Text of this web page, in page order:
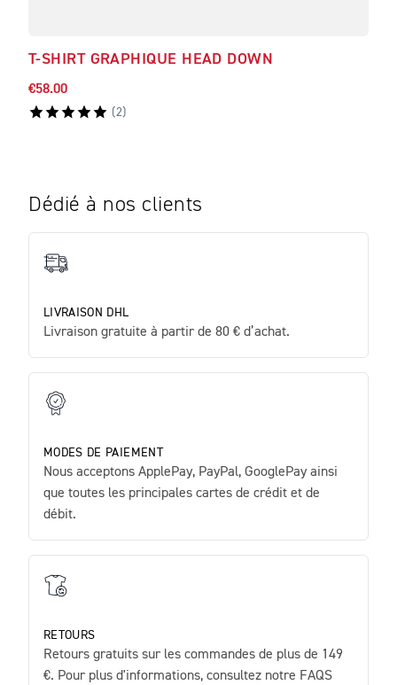
T-SHIRT GRAPHIQUE HEAD DOWN
€58.00
( 2)
Dédié à nos clients
LIVRAISON DHL
Livraison gratuite à partir de 80 € d’achat.
MODES DE PAIEMENT
Nous acceptons ApplePay, PayPal, GooglePay ainsi
que toutes les principales cartes de crédit et de
débit.
RETOURS
Retours gratuits sur les commandes de plus de 149
€. Pour plus d'informations, consultez notre FAQS